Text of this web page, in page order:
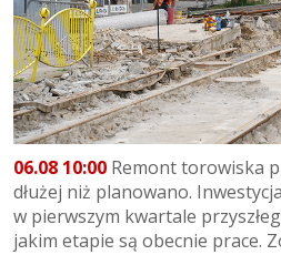
06.08 10:00 Remont torowiska
dłużej niż planowano.
w pierwszym kwartale
jakim etapie są obecnie prace.